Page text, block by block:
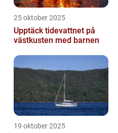
25 oktober 2025
Upptäck tidevattnet på
västkusten med barnen
19 oktober 2025